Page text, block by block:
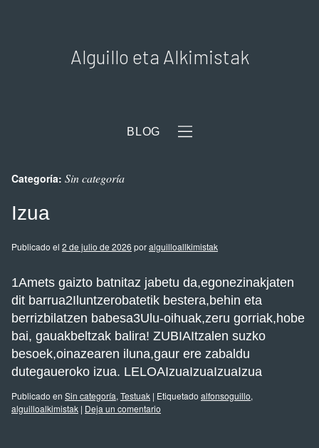
Alguillo eta Alkimistak
BLOG
Categoría: Sin categoría
Izua
Publicado el 2 de julio de 2026 poralguilloallkimistak
1Amets gaizto batnitaz jabetu da,egonezinakjaten
dit barrua2Iluntzerobatetik bestera,behin eta
berrizbilatzen babesa3Ulu-oihuak,zeru gorriak,hobe
bai, gauakbeltzak balira! ZUBIAItzalen suzko
besoek,oinazearen iluna,gaur ere zabaldu
dutegaueroko izua. LELOAIzuaIzuaIzuaIzua
Publicado en Sin categoría, Testuak | Etiquetado alfonsoguillo,
alguilloalkimistak | Deja un comentario